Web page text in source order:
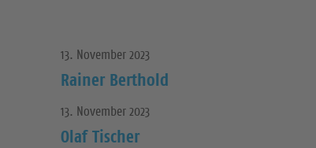
13. November 2023
Rainer Berthold
13. November 2023
Olaf Tischer